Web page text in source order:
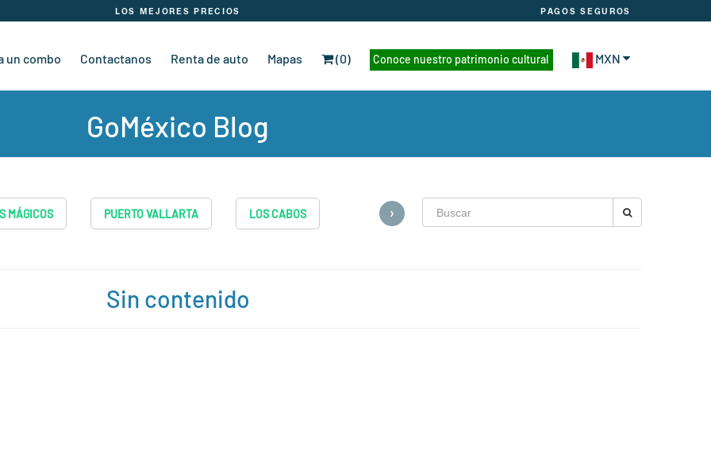
LOS MEJORES PRECIOS PAGOS SEGUROS
un combo Contactanos Renta de auto Mapas (0) Conoce nuestro patrimonio cultural MXN
GoMéxico Blog
MÁGICOS PUERTO VALLARTA LOS CABOS ›
Sin contenido